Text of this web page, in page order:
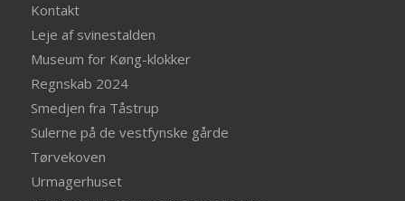
Kontakt
Leje af svinestalden
Museum for Køng-klokker
Regnskab 2024
Smedjen fra Tåstrup
Sulerne på de vestfynske gårde
Tørvekoven
Urmagerhuset